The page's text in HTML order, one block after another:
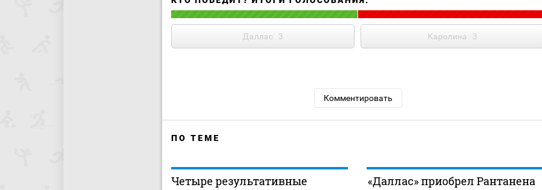
Даллас 3 Каролина 3
Комментировать
ПО ТЕМЕ
Четыре результативные
«Даллас» приобрел Рантанена